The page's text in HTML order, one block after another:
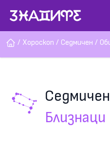
/ Хороскоп / Седмичен /
Близнаци